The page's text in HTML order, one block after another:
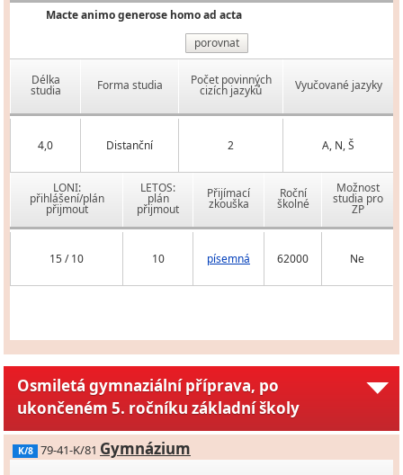
Macte animo generose homo ad acta
porovnat
Délka
studia Forma studia Počet povinných
cizích jazyků Vyučované jazyky
4,0 Distanční 2 A, N, Š
LONI:
přihlášení/plán
přijmout
LETOS:
plán
přijmout
Přijímací
zkouška
Roční
školné
Možnost
studia pro
ZP
15 / 10 10 písemná 62000 Ne
Osmiletá gymnaziální příprava, po
ukončeném 5. ročníku základní školy
K/8 79-41-K/81 Gymnázium